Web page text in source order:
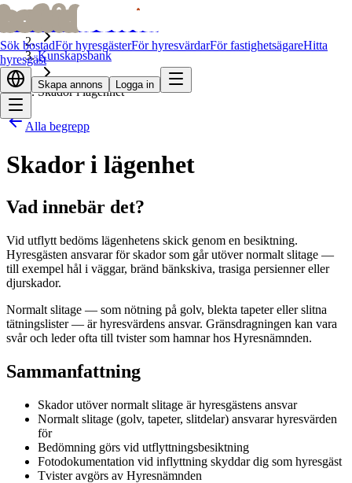
bofridbofrid
Sök bostadFör hyresgästerFör hyresvärdarFör fastighetsägareHitta
hyresgäst
Skapa annons Logga in
Kunskapsbank
Skador i lägenhet
Alla begrepp
Skador i lägenhet
Vad innebär det?
Vid utflytt bedöms lägenhetens skick genom en besiktning.
Hyresgästen ansvarar för skador som går utöver normalt slitage —
till exempel hål i väggar, bränd bänkskiva, trasiga persienner eller
djurskador.
Normalt slitage — som nötning på golv, blekta tapeter eller slitna
tätningslister — är hyresvärdens ansvar. Gränsdragningen kan vara
svår och leder ofta till tvister som hamnar hos Hyresnämnden.
Sammanfattning
Skador utöver normalt slitage är hyresgästens ansvar
Normalt slitage (golv, tapeter, slitdelar) ansvarar hyresvärden
för
Bedömning görs vid utflyttningsbesiktning
Fotodokumentation vid inflyttning skyddar dig som hyresgäst
Tvister avgörs av Hyresnämnden